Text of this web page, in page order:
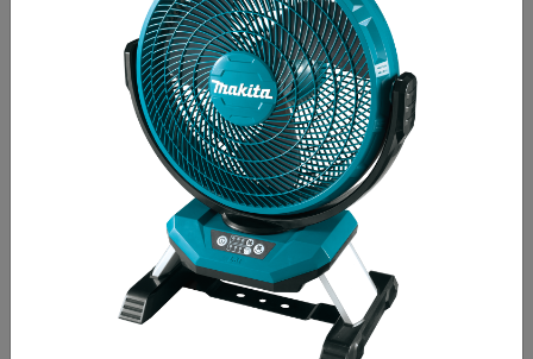
Vissza
Kategóriák
Csavarkihajtók
Csillag-villáskulcs
Csillag-villáskulcs készletek
Csillagkulcs